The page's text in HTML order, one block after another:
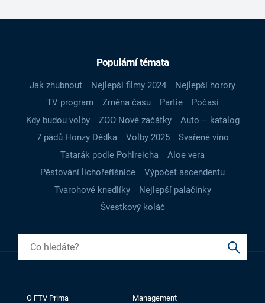
Populární témata
Jak zhubnout Nejlepší filmy 2024
Nejlepší horory
TV program
Změna času Partie
Počasí
Kdy budou volby
ZOO Nové začátky
Auto – katalog
7 pádů Honzy Dědka
Volby 2025
Svařené víno
Tatarák podle Pohlreicha
Aloe vera
Pěstování lichořeřišnice
Výpočet ascendentu
Tvarohové knedlíky
Nejlepší palačinky
Švestkový koláč
O FTV Prima
Management